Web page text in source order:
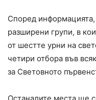
Според
разширени групи, в
от шестте урни на
четири отбора във
за Световното